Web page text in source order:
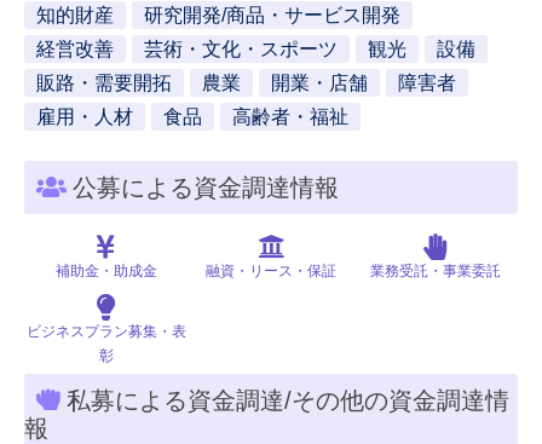
知的財産
研究開発/商品・サービス開発
経営改善
芸術・文化・スポーツ 観光
設備
販路・需要開拓
農業 開業・店舗
障害者
雇用・人材
食品 高齢者・福祉
公募による資金調達情報
補助金・助成金 融資・リース・保証 業務受託・事業委託
ビジネスプラン募集・表
彰
私募による資金調達/その他の資金調達情
報